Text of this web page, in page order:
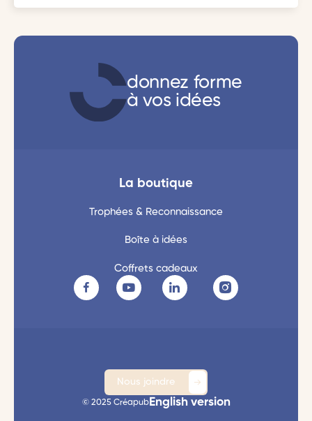
donnez forme
à vos idées
La boutique
Trophées & Reconnaissance
Boîte à idées
Coffrets cadeaux
Nous joindre
© 2025 CréapubEnglish version